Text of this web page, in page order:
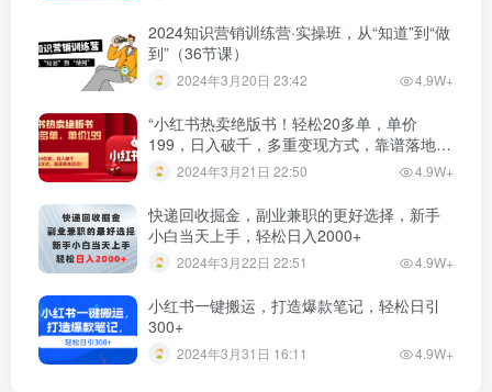
2024知识营销训练营·实操班，从“知道”到“做
到”（36节课）
2024年3月20日 23:42 4.9W+
“小红书热卖绝版书！轻松20多单，单价
199，日入破千，多重变现方式，靠谱落地项
目！”2024年3月21日 22:50 4.9W+
快递回收掘金，副业兼职的更好选择，新手
小白当天上手，轻松日入2000+
2024年3月22日 22:51 4.9W+
小红书一键搬运，打造爆款笔记，轻松日引
300+
2024年3月31日 16:11 4.9W+